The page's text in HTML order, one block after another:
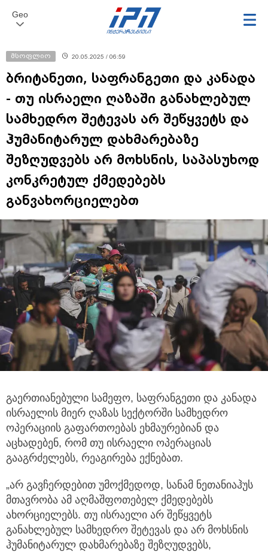
Geo
მსოფლიო 20.05.2025 / 06:59
ბრიტანეთი, საფრანგეთი და კანადა
- თუ ისრაელი ღაზაში განახლებულ
სამხედრო შეტევას არ შეწყვეტს და
ჰუმანიტარულ დახმარებაზე
შეზღუდვებს არ მოხსნის, საპასუხოდ
კონკრეტულ ქმედებებს
განვახორციელებთ
გაერთიანებული სამეფო, საფრანგეთი და კანადა
ისრაელის მიერ ღაზას სექტორში სამხედრო
ოპერაციის გაფართოებას ეხმაურებიან და
აცხადებენ, რომ თუ ისრაელი ოპერაციას
გააგრძელებს, რეაგირება ექნებათ.
„არ გავჩერდებით უმოქმედოდ, სანამ ნეთანიაჰუს
მთავრობა ამ აღმაშფოთებელ ქმედებებს
ახორციელებს. თუ ისრაელი არ შეწყვეტს
განახლებულ სამხედრო შეტევას და არ მოხსნის
ჰუმანიტარულ დახმარებაზე შეზღუდვებს,